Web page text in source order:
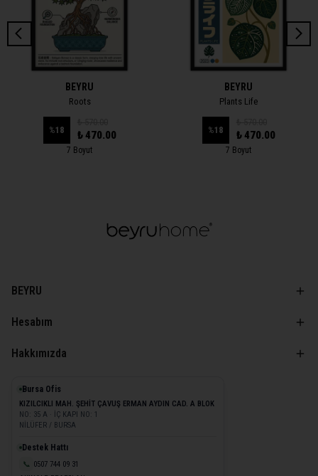
BEYRU
Roots
%18 ₺ 470.00
7 Boyut
BEYRU
Plants Life
%18 ₺ 470.00
7 Boyut
BEYRU
Hesabım
Hakkımızda
Bursa Ofis
KIZILCIKLI MAH. ŞEHİT ÇAVUŞ ERMAN AYDIN CAD. A BLOK
NO: 35 A · İÇ KAPI NO: 1
NİLÜFER / BURSA
Destek Hattı
📞 0507 744 09 31